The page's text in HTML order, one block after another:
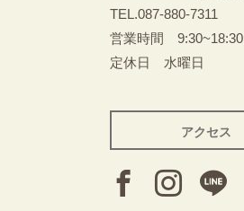
TEL.087-880-7311
営業時間 9:30~18:30
定休日 水曜日
アクセス